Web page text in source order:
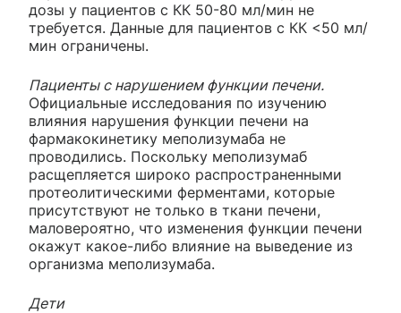
дозы у пациентов с КК 50-80 мл/мин не
требуется. Данные для пациентов с КК <50 мл/
мин ограничены.
Пациенты с нарушением функции печени.
Официальные исследования по изучению
влияния нарушения функции печени на
фармакокинетику меполизумаба не
проводились. Поскольку меполизумаб
расщепляется широко распространенными
протеолитическими ферментами, которые
присутствуют не только в ткани печени,
маловероятно, что изменения функции печени
окажут какое-либо влияние на выведение из
организма меполизумаба.
Дети